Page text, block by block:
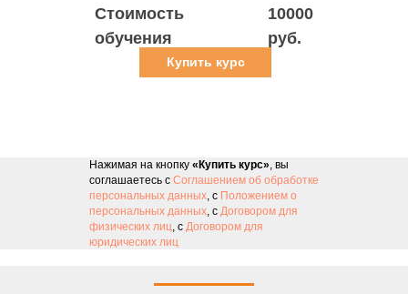
Стоимость
обучения
10000
руб.
Купить курс
Нажимая на кнопку «Купить курс», вы
соглашаетесь с Соглашением об обработке
персональных данных, с Положением о
персональных данных, с Договором для
физических лиц, с Договором для
юридических лиц